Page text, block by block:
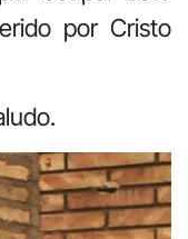
por Cristo